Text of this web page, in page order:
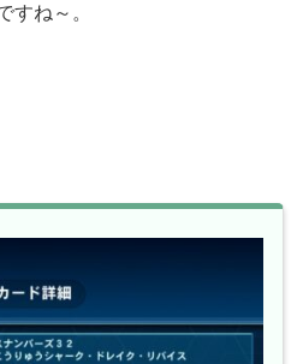
すね～。